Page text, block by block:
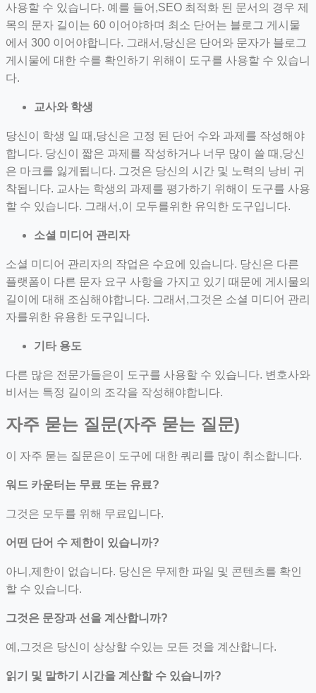
사용할 수 있습니다. 예를 들어,SEO 최적화 된 문서의 경우 제
목의 문자 길이는 60 이어야하며 최소 단어는 블로그 게시물
에서 300 이어야합니다. 그래서,당신은 단어와 문자가 블로그
게시물에 대한 수를 확인하기 위해이 도구를 사용할 수 있습니
다.
교사와 학생
당신이 학생 일 때,당신은 고정 된 단어 수와 과제를 작성해야
합니다. 당신이 짧은 과제를 작성하거나 너무 많이 쓸 때,당신
은 마크를 잃게됩니다. 그것은 당신의 시간 및 노력의 낭비 귀
착됩니다. 교사는 학생의 과제를 평가하기 위해이 도구를 사용
할 수 있습니다. 그래서,이 모두를위한 유익한 도구입니다.
소셜 미디어 관리자
소셜 미디어 관리자의 작업은 수요에 있습니다. 당신은 다른
플랫폼이 다른 문자 요구 사항을 가지고 있기 때문에 게시물의
길이에 대해 조심해야합니다. 그래서,그것은 소셜 미디어 관리
자를위한 유용한 도구입니다.
기타 용도
다른 많은 전문가들은이 도구를 사용할 수 있습니다. 변호사와
비서는 특정 길이의 조각을 작성해야합니다.
자주 묻는 질문(자주 묻는 질문)
이 자주 묻는 질문은이 도구에 대한 쿼리를 많이 취소합니다.
워드 카운터는 무료 또는 유료?
그것은 모두를 위해 무료입니다.
어떤 단어 수 제한이 있습니까?
아니,제한이 없습니다. 당신은 무제한 파일 및 콘텐츠를 확인
할 수 있습니다.
그것은 문장과 선을 계산합니까?
예,그것은 당신이 상상할 수있는 모든 것을 계산합니다.
읽기 및 말하기 시간을 계산할 수 있습니까?